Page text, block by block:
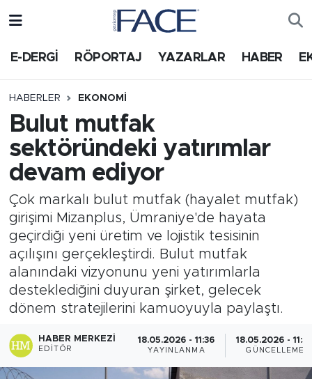
E-DERGİ RÖPORTAJ YAZARLAR HABER
HABERLER EKONOMI
Bulut mutfak
sektöründeki yatırımlar
devam ediyor
Çok markalı bulut mutfak (hayalet mutfak)
girişimi Mizanplus, Ümraniye'de hayata
geçirdiği yeni üretim ve lojistik tesisinin
açılışını gerçekleştirdi. Bulut mutfak
alanındaki vizyonunu yeni yatırımlarla
desteklediğini duyuran şirket, gelecek
dönem stratejilerini kamuoyuyla paylaştı.
HABER MERKEZI
EDITÖR
18.05.2026 - 11:36
YAYINLANMA
18.05.2026 -
GÜNCELLEME
HABER
Nöbetçi Eczaneler
Trafik Durumu
Süper Lig Puan Durumu ve Fikstür
Tüm Manşetler
Son Dakika Haberleri
Haber Arşivi